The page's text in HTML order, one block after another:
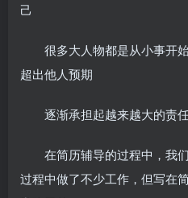
己
很多大人物都是从小事开
超出他人预期
逐渐承担起越来越大的责
在简历辅导的过程中，我
过程中做了不少工作，但写在